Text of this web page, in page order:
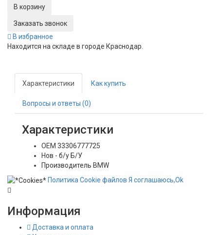
Заказать звонок
В избранное
Находится на складе в городе Краснодар
Характеристики Как купить
Вопросы и ответы (0)
Характеристики
OEM 33306777725
Нов - б/у Б/У
Производитель BMW
Политика Сookie файлов Я соглашаюсь,Ok
Информация
Доставка и оплата